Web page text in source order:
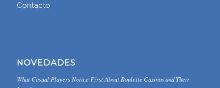
Contacto
NOVEDADES
What Casual Players Notice First About Roulette Casinos and Their